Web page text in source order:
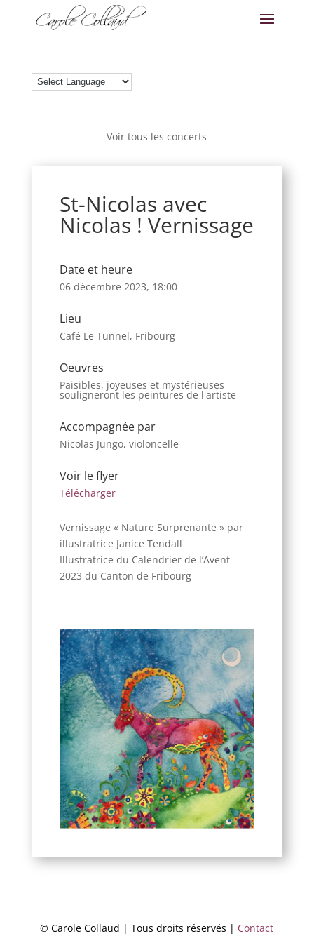
Voir tous les concerts
St-Nicolas avec
Nicolas ! Vernissage
Date et heure
06 décembre 2023, 18:00
Lieu
Café Le Tunnel, Fribourg
Oeuvres
Paisibles, joyeuses et mystérieuses
souligneront les peintures de l'artiste
Accompagnée par
Nicolas Jungo, violoncelle
Voir le flyer
Télécharger
Vernissage « Nature Surprenante » par
illustratrice Janice Tendall
Illustratrice du Calendrier de l’Avent
2023 du Canton de Fribourg
© Carole Collaud | Tous droits réservés | Contact